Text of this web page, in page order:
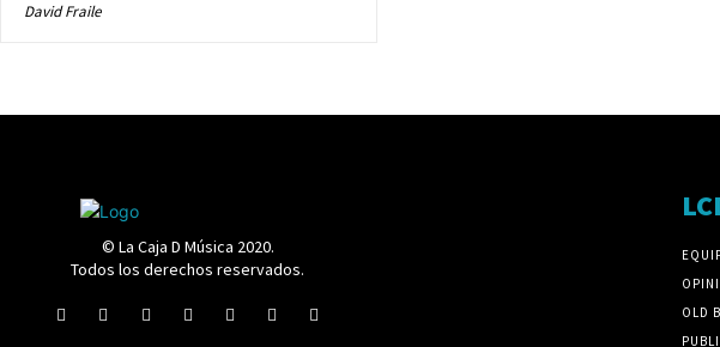
David Fraile
© La Caja D Música 2020.
Todos los derechos reservados.
OLD